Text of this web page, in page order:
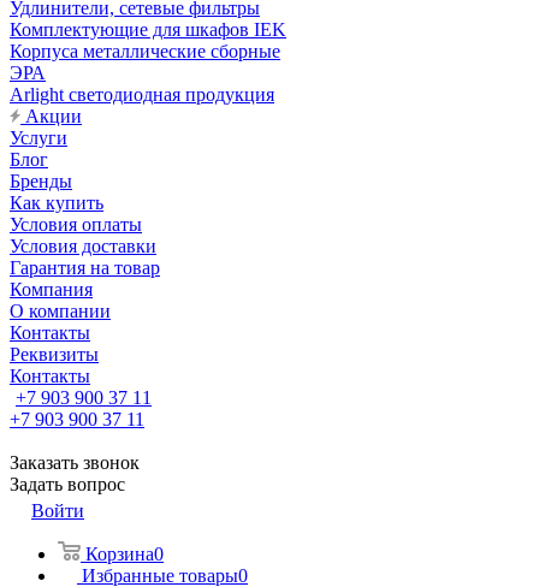
Удлинители, сетевые фильтры
Комплектующие для шкафов IEK
Корпуса металлические сборные
ЭРА
Arlight светодиодная продукция
Акции
Услуги
Блог
Бренды
Как купить
Условия оплаты
Условия доставки
Гарантия на товар
Компания
О компании
Контакты
Реквизиты
Контакты
+7 903 900 37 11
+7 903 900 37 11
Заказать звонок
Задать вопрос
Войти
Корзина0
Избранные товары0